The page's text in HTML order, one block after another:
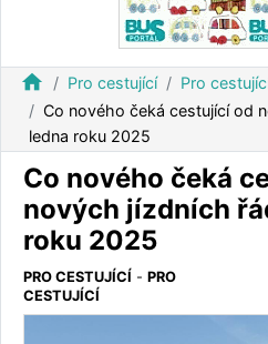
home Pro cestující
Pro
Co nového čeká cestující od
ledna roku 2025
Co nového čeká
nových jízdních
roku 2025
PRO CESTUJÍCÍ - PRO
CESTUJÍCÍ